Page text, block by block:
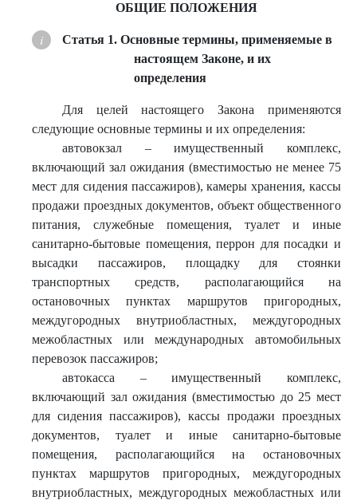
ОБЩИЕ ПОЛОЖЕНИЯ
Статья 1. Основные термины, применяемые в
настоящем Законе, и их
определения
Для целей настоящего Закона применяются
следующие основные термины и их определения:
автовокзал – имущественный комплекс,
включающий зал ожидания (вместимостью не менее 75
мест для сидения пассажиров), камеры хранения, кассы
продажи проездных документов, объект общественного
питания, служебные помещения, туалет и иные
санитарно-бытовые помещения, перрон для посадки и
высадки пассажиров, площадку для стоянки
транспортных средств, располагающийся на
остановочных пунктах маршрутов пригородных,
междугородных внутриобластных, междугородных
межобластных или международных автомобильных
перевозок пассажиров;
автокасса – имущественный комплекс,
включающий зал ожидания (вместимостью до 25 мест
для сидения пассажиров), кассы продажи проездных
документов, туалет и иные санитарно-бытовые
помещения, располагающийся на остановочных
пунктах маршрутов пригородных, междугородных
внутриобластных, междугородных межобластных или